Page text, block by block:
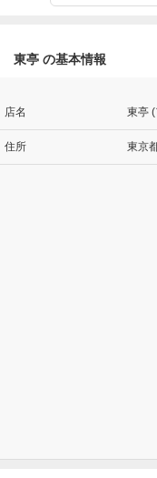
東亭 の基本情報
店名 東亭
住所 東京